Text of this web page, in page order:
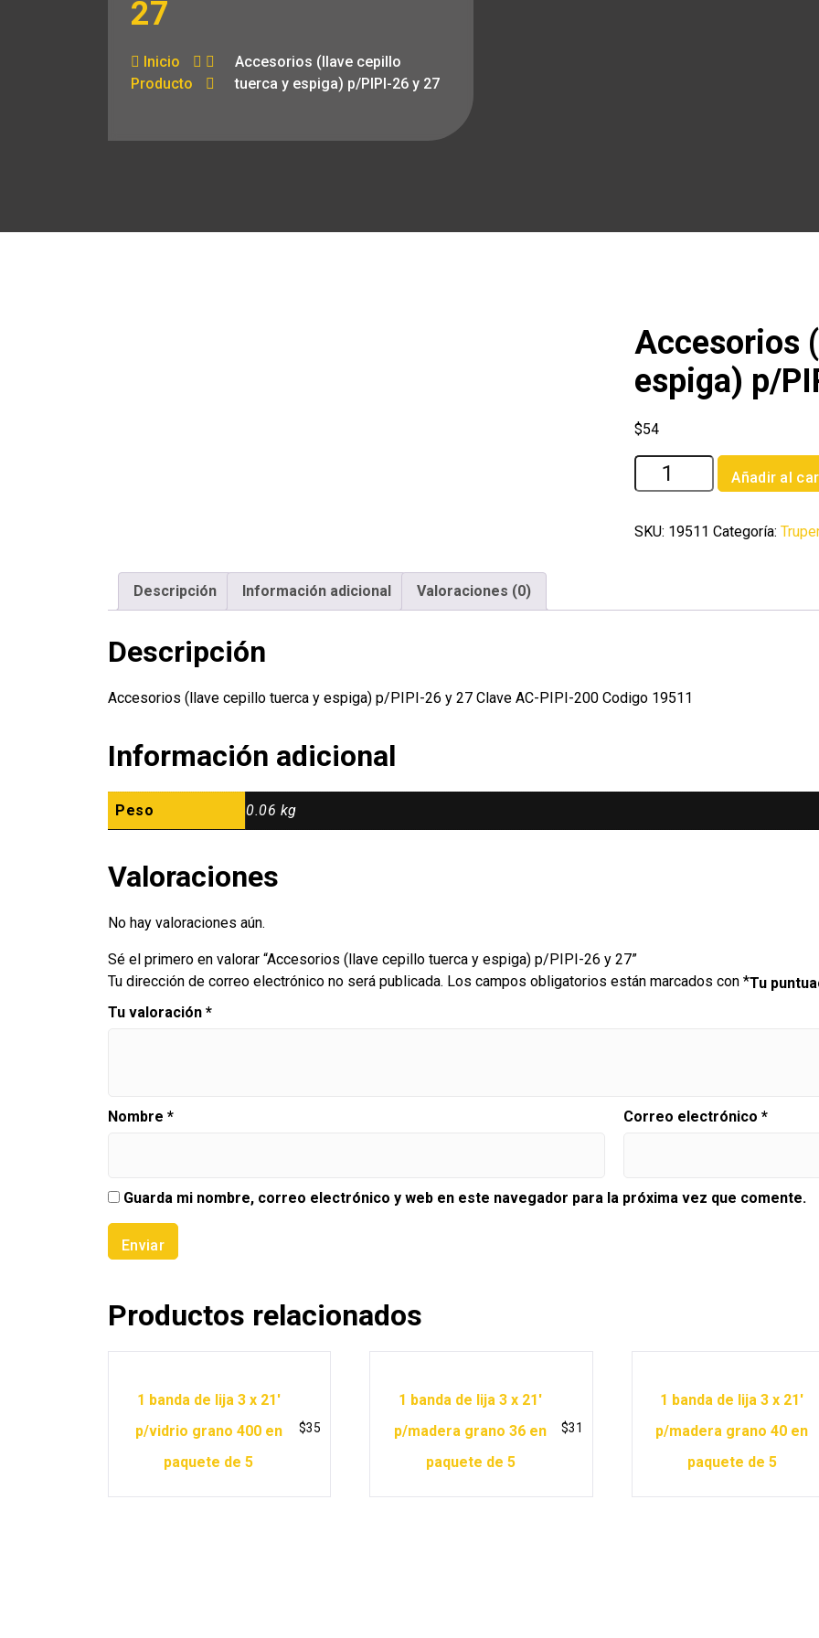
27
Inicio
Producto
Accesorios (llave cepillo
tuerca y espiga) p/PIPI-26 y 27
Accesorios
espiga) p/
$54
Accesorios
(llave
tuerca
Añadir al
SKU: 19511 Categoría:
Descripción Información adicional Valoraciones (0)
Descripción
Accesorios (llave cepillo tuerca y espiga) p/PIPI-26 y 27 Clave AC-PIPI-200 Codigo 19511
Información adicional
Peso 0.06 kg
Valoraciones
No hay valoraciones aún.
Sé el primero en valorar “Accesorios (llave cepillo tuerca y espiga) p/PIPI-26 y 27”
Tu dirección de correo electrónico no será publicada. Los campos obligatorios están marcados con *Tu
Tu valoración *
Nombre * Correo electrónico *
Guarda mi nombre, correo electrónico y web en este navegador para la próxima vez que comente.
Productos relacionados
1 banda de lija 3 x 21′
p/vidrio grano 400 en
paquete de 5
$35
1 banda de lija 3 x 21′
p/madera grano 36 en
paquete de 5
$31
1 banda de lija 3 x 21′
p/madera grano 40 en
paquete de 5